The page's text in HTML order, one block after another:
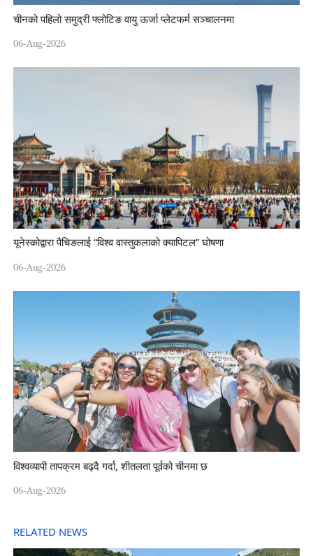
चीनको पहिलो समुद्री फ्लोटिङ वायु ऊर्जा प्लेटफर्म सञ्चालनमा
06-Aug-2026
यूनेस्कोद्वारा पैचिङलाई “विश्व वास्तुकलाको क्यापिटल” घोषणा
06-Aug-2026
विश्वव्यापी तापक्रम बढ्दै गर्दा, शीतलता पूर्वको चीनमा छ
06-Aug-2026
RELATED NEWS